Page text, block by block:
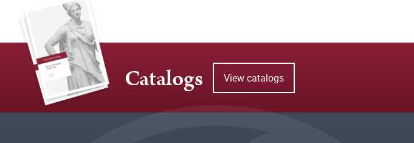
Catalogs View catalogs